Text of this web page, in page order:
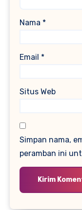
Nama *
Email *
Situs Web
Simpan nama,
peramban ini